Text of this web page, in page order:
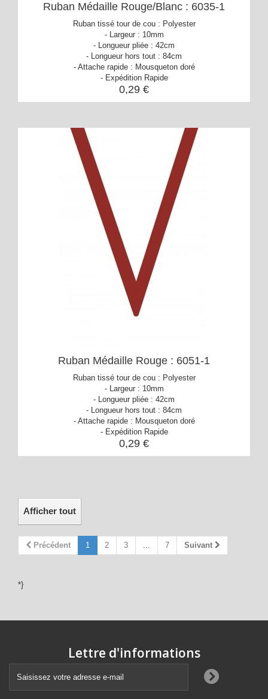
Ruban Médaille Rouge/Blanc : 6035-1
Ruban tissé tour de cou : Polyester
- Largeur : 10mm
- Longueur pliée : 42cm
- Longueur hors tout : 84cm
- Attache rapide : Mousqueton doré
- Expédition Rapide
0,29 €
Ruban Médaille Rouge : 6051-1
Ruban tissé tour de cou : Polyester
- Largeur : 10mm
- Longueur pliée : 42cm
- Longueur hors tout : 84cm
- Attache rapide : Mousqueton doré
- Expédition Rapide
0,29 €
Afficher tout
Précédent 1 2 3 ... 7 Suivant
*}
Lettre d'informations